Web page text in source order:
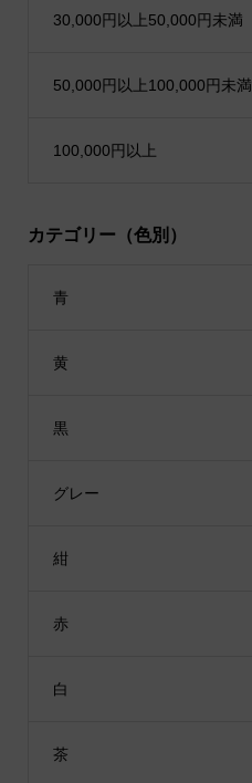
30,000円以上50,000円未満
50,000円以上100,000円未満
100,000円以上
カテゴリー（色別）
青
黄
黒
グレー
紺
赤
白
茶